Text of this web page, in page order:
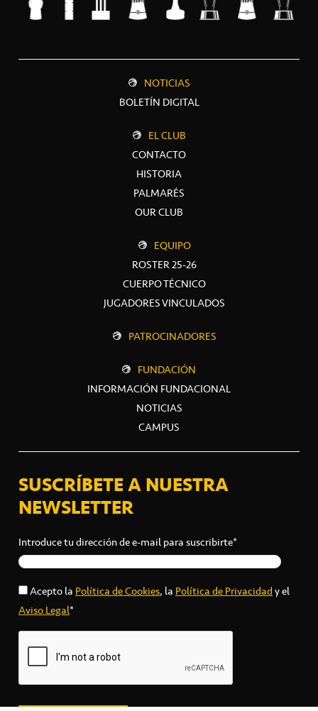
NOTICIAS
BOLETÍN DIGITAL
EL CLUB
CONTACTO
HISTORIA
PALMARÉS
OUR CLUB
EQUIPO
ROSTER 25-26
CUERPO TÉCNICO
JUGADORES VINCULADOS
PATROCINADORES
FUNDACIÓN
INFORMACIÓN FUNDACIONAL
NOTICIAS
CAMPUS
SUSCRÍBETE A NUESTRA
NEWSLETTER
Introduce tu dirección de e-mail para suscribirte*
Acepto laPolítica de Cookies, laPolítica de Privacidady el
Aviso Legal*